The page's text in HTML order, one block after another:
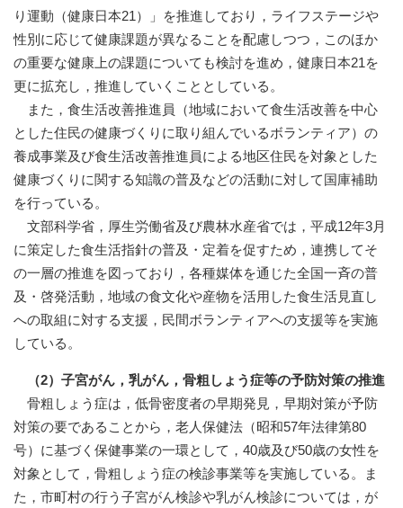
り運動（健康日本21）」を推進しており，ライフステージや
性別に応じて健康課題が異なることを配慮しつつ，このほか
の重要な健康上の課題についても検討を進め，健康日本21を
更に拡充し，推進していくこととしている。
また，食生活改善推進員（地域において食生活改善を中心
とした住民の健康づくりに取り組んでいるボランティア）の
養成事業及び食生活改善推進員による地区住民を対象とした
健康づくりに関する知識の普及などの活動に対して国庫補助
を行っている。
文部科学省，厚生労働省及び農林水産省では，平成12年3月
に策定した食生活指針の普及・定着を促すため，連携してそ
の一層の推進を図っており，各種媒体を通じた全国一斉の普
及・啓発活動，地域の食文化や産物を活用した食生活見直し
への取組に対する支援，民間ボランティアへの支援等を実施
している。
（2）子宮がん，乳がん，骨粗しょう症等の予防対策の推進
骨粗しょう症は，低骨密度者の早期発見，早期対策が予防
対策の要であることから，老人保健法（昭和57年法律第80
号）に基づく保健事業の一環として，40歳及び50歳の女性を
対象として，骨粗しょう症の検診事業等を実施している。ま
た，市町村の行う子宮がん検診や乳がん検診については，が